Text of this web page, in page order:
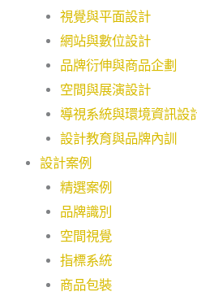
視覺與平面設計
網站與數位設計
品牌衍伸與商品企劃
空間與展演設計
導視系統與環境資訊設
設計教育與品牌內訓
設計案例
精選案例
品牌識別
空間視覺
指標系統
商品包裝